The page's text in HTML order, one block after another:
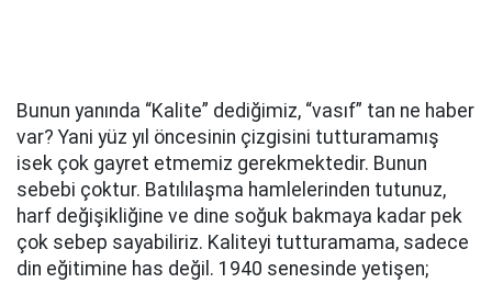
Bunun yanında “Kalite” dediğimiz, “vasıf” tan ne haber
var? Yani yüz yıl öncesinin çizgisini tutturamamış
isek çok gayret etmemiz gerekmektedir. Bunun
sebebi çoktur. Batılılaşma hamlelerinden tutunuz,
harf değişikliğine ve dine soğuk bakmaya kadar pek
çok sebep sayabiliriz. Kaliteyi tutturamama, sadece
din eğitimine has değil. 1940 senesinde yetişen;